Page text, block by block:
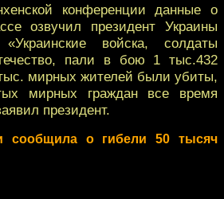
конференции данные о
озвучил президент Украины
войска, солдаты
пали в бою 1 тыс.432
мирных жителей были убиты,
мирных граждан все время
президент.
сообщила о гибели 50 тысяч